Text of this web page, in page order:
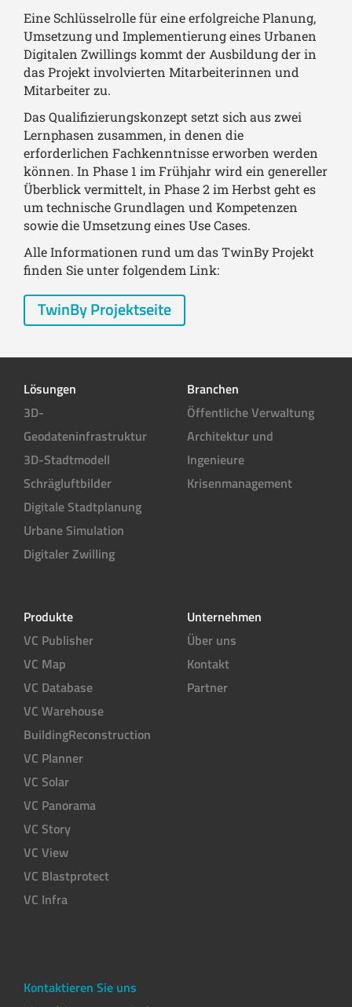
Eine Schlüsselrolle für eine erfolgreiche Planung,
Umsetzung und Implementierung eines Urbanen
Digitalen Zwillings kommt der Ausbildung der in
das Projekt involvierten Mitarbeiterinnen und
Mitarbeiter zu.
Das Qualifizierungskonzept setzt sich aus zwei
Lernphasen zusammen, in denen die
erforderlichen Fachkenntnisse erworben werden
können. In Phase 1 im Frühjahr wird ein genereller
Überblick vermittelt, in Phase 2 im Herbst geht es
um technische Grundlagen und Kompetenzen
sowie die Umsetzung eines Use Cases.
Alle Informationen rund um das TwinBy Projekt
finden Sie unter folgendem Link:
TwinBy Projektseite
Lösungen
3D-
Geodateninfrastruktur
3D-Stadtmodell
Schrägluftbilder
Digitale Stadtplanung
Urbane Simulation
Digitaler Zwilling
Branchen
Öffentliche Verwaltung
Architektur und
Ingenieure
Krisenmanagement
Produkte
VC Publisher
VC Map
VC Database
VC Warehouse
BuildingReconstruction
VC Planner
VC Solar
VC Panorama
VC Story
VC View
VC Blastprotect
VC Infra
Unternehmen
Über uns
Kontakt
Partner
Kontaktieren Sie uns